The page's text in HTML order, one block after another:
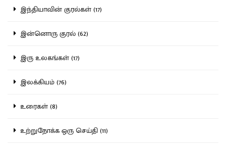
இந்தியாவின் குரல்கள் (17)
இன்னொரு குரல் (62)
இரு உலகங்கள் (17)
இலக்கியம் (76)
உரைகள் (8)
உற்றுநோக்க ஒரு செய்தி (11)